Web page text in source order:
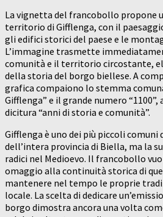
La vignetta del francobollo propone
territorio di Gifflenga, con il
gli edifici storici del paese e le
L’immagine trasmette
comunità e il territorio circostante,
della storia del borgo biellese. A
grafica compaiono lo stemma
Gifflenga” e il grande numero
dicitura “anni di storia e comunità”.
Gifflenga è uno dei più piccoli comuni
dell’intera provincia di Biella, ma la
radici nel Medioevo. Il francobollo
omaggio alla continuità storica di
mantenere nel tempo le proprie
locale. La scelta di dedicare
borgo dimostra ancora una volta